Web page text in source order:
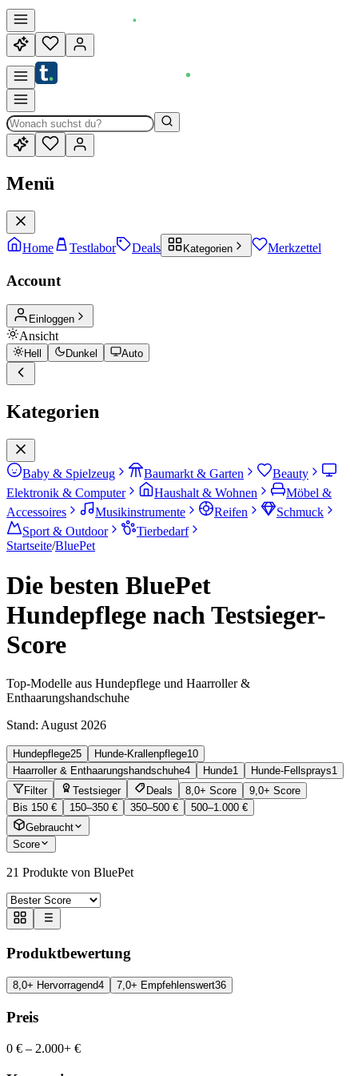
Menü
Home Testlabor Deals Kategorien Merkzettel
Account
Einloggen
Ansicht
Hell Dunkel Auto
Kategorien
Baby & Spielzeug Baumarkt & Garten
Beauty
Elektronik & Computer
Haushalt & Wohnen
Möbel &
Accessoires
Musikinstrumente Reifen
Schmuck
Sport & Outdoor
Tierbedarf
Startseite/BluePet
Die besten BluePet
Hundepflege nach Testsieger-
Score
Top-Modelle aus Hundepflege und Haarroller &
Enthaarungshandschuhe
Stand: August 2026
Hundepflege25 Hunde-Krallenpflege10
Haarroller & Enthaarungshandschuhe4 Hunde1 Hunde-Fellsprays1
Filter
Testsieger Deals 8,0+ Score
9,0+ Score
Bis 150 €
150–350 € 350–500 €
500–1.000 €
Gebraucht
Score
21 Produkte von BluePet
Produktbewertung
8,0+ Hervorragend4 7,0+ Empfehlenswert36
Preis
0 € – 2.000+ €